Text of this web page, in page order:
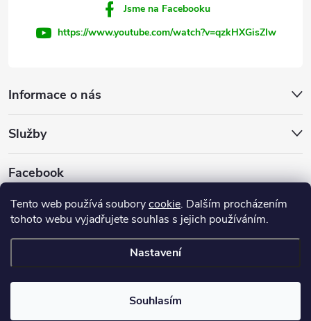
Tento web používá souborycookie. Dalším procházením
tohoto webu vyjadřujete souhlas s jejich používáním.
Nastavení
Souhlasím
Informace o nás
Služby
Facebook
Jsme na Facebooku
https://www.youtube.com/watch?v=qzkHXGisZIw
Copyright 2026INVEST - STAR, s.r.o.. Všechna práva vyhrazena.